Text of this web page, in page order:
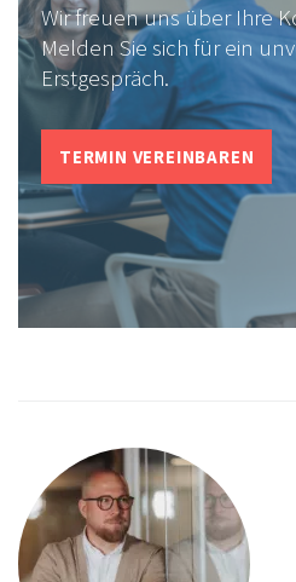
Wir freuen uns über Ihre
Melden Sie sich für ein
Erstgespräch.
TERMIN VEREINBAREN